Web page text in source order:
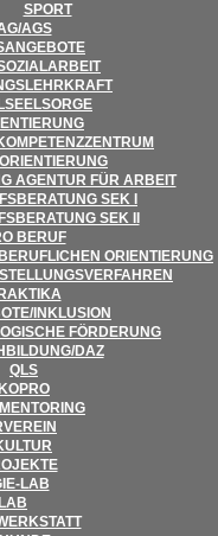
SPORT
​​AGS
AGEN­TUR FÜR ARBEIT
SEK I
SEK II
BERUF
ORIENTIERUNG
​​INKLUSION
FÖRDERUNG
​​DAZ
QLS
KOPRO
LAB